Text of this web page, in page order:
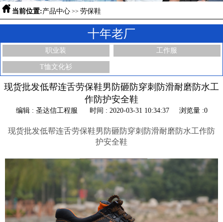
 当前位置:产品中心 >> 劳保鞋
十年老厂
职业装 工作服
T恤文化衫
现货批发低帮连舌劳保鞋男防砸防穿刺防滑耐磨防水工
作防护安全鞋
编辑 : 圣达信工程服 时间 : 2020-03-31 10:34:37 浏览量 :0
现货批发低帮连舌劳保鞋男防砸防穿刺防滑耐磨防水工作防
护安全鞋